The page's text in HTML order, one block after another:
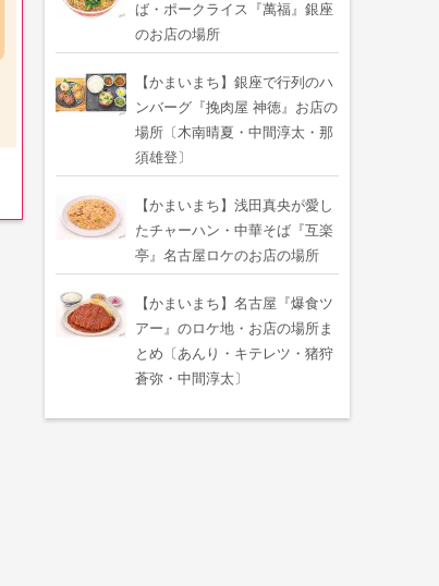
ば・ポークライス『萬福』銀座
のお店の場所
【かまいまち】銀座で行列のハ
ンバーグ『挽肉屋 神徳』お店の
場所〔木南晴夏・中間淳太・那
須雄登〕
【かまいまち】浅田真央が愛し
たチャーハン・中華そば『互楽
亭』名古屋ロケのお店の場所
【かまいまち】名古屋『爆食ツ
アー』のロケ地・お店の場所ま
とめ〔あんり・キテレツ・猪狩
蒼弥・中間淳太〕